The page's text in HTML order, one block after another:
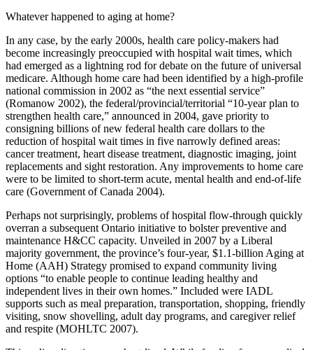
Whatever happened to aging at home?
In any case, by the early 2000s, health care policy-makers had
become increasingly preoccupied with hospital wait times, which
had emerged as a lightning rod for debate on the future of universal
medicare. Although home care had been identified by a high-profile
national commission in 2002 as “the next essential service”
(Romanow 2002), the federal/provincial/territorial “10-year plan to
strengthen health care,” announced in 2004, gave priority to
consigning billions of new federal health care dollars to the
reduction of hospital wait times in five narrowly defined areas:
cancer treatment, heart disease treatment, diagnostic imaging, joint
replacements and sight restoration. Any improvements to home care
were to be limited to short-term acute, mental health and end-of-life
care (Government of Canada 2004).
Perhaps not surprisingly, problems of hospital flow-through quickly
overran a subsequent Ontario initiative to bolster preventive and
maintenance H&CC capacity. Unveiled in 2007 by a Liberal
majority government, the province’s four-year, $1.1-billion Aging at
Home (AAH) Strategy promised to expand community living
options “to enable people to continue leading healthy and
independent lives in their own homes.” Included were IADL
supports such as meal preparation, transportation, shopping, friendly
visiting, snow shovelling, adult day programs, and caregiver relief
and respite (MOHLTC 2007).